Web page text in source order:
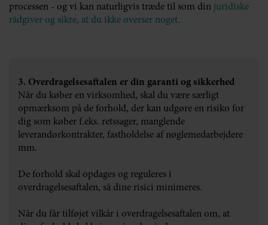
processen - og vi kan naturligvis træde til som din juridiske
rådgiver og sikre, at du ikke overser noget.
3. Overdragelsesaftalen er din garanti og sikkerhed
Når du køber en virksomhed, skal du være særligt
opmærksom på de forhold, der kan udgøre en risiko for
dig som køber f.eks. retssager, manglende
leverandørkontrakter, fastholdelse af nøglemedarbejdere
mm.
De forhold skal opdages og reguleres i
overdragelsesaftalen, så dine risici minimeres.
Når du får tilføjet vilkår i overdragelsesaftalen om, at